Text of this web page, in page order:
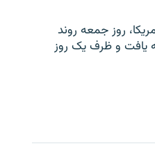
روز جمعه روند
یافت و ظرف یک روز